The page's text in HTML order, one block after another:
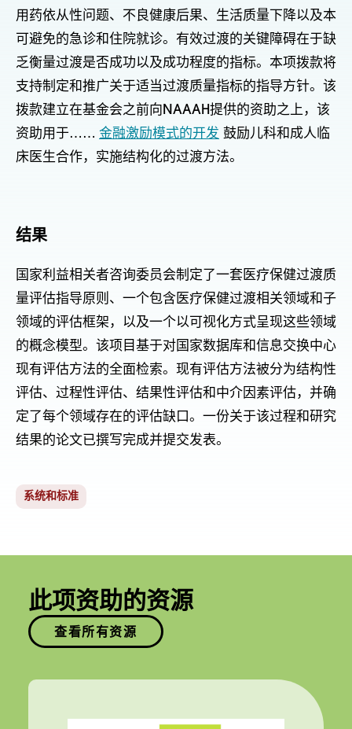
用药依从性问题、不良健康后果、生活质量下降以及本
可避免的急诊和住院就诊。有效过渡的关键障碍在于缺
乏衡量过渡是否成功以及成功程度的指标。本项拨款将
支持制定和推广关于适当过渡质量指标的指导方针。该
拨款建立在基金会之前向NAAAH提供的资助之上，该
资助用于…… 金融激励模式的开发 鼓励儿科和成人临
床医生合作，实施结构化的过渡方法。
结果
国家利益相关者咨询委员会制定了一套医疗保健过渡质
量评估指导原则、一个包含医疗保健过渡相关领域和子
领域的评估框架，以及一个以可视化方式呈现这些领域
的概念模型。该项目基于对国家数据库和信息交换中心
现有评估方法的全面检索。现有评估方法被分为结构性
评估、过程性评估、结果性评估和中介因素评估，并确
定了每个领域存在的评估缺口。一份关于该过程和研究
结果的论文已撰写完成并提交发表。
系统和标准
此项资助的资源
查看所有资源